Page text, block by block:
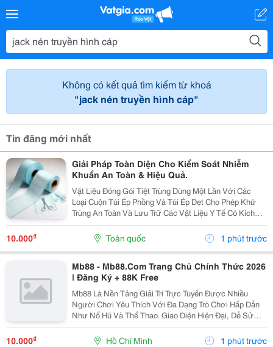
Không có kết quả tìm kiếm từ khoá
"jack nén truyền hình cáp"
Tin đăng mới nhất
Giải Pháp Toàn Diện Cho Kiểm Soát Nhiễm
Khuẩn An Toàn & Hiệu Quả.
Vật Liệu Đóng Gói Tiệt Trùng Dùng Một Lần Với Các
Loại Cuộn Túi Ép Phồng Và Túi Ép Dẹt Cho Phép Khử
Trùng An Toàn Và Lưu Trữ Các Vật Liệu Y Tế Có Kích
Cỡ Và Ứng Dụng Khác Nhau. Các Cuộn Túi Ép Tiệt
Trùng Được Làm Bằng 2 Lớp: Giấy Và Màng Film, Hai...
10.000₫ Toàn quốc 1 phút trước
Mb88 - Mb88.Com Trang Chủ Chính Thức 2026
| Đăng Ký + 88K Free
Mb88 Là Nền Tảng Giải Trí Trực Tuyến Được Nhiều
Người Chơi Yêu Thích Với Đa Dạng Trò Chơi Hấp Dẫn
Như Nổ Hũ Và Thể Thao. Giao Diện Hiện Đại, Dễ Sử
Dụng Giúp Người Dùng Thao Tác Thuận Tiện Trên Mọi
Thiết Bị. Hệ Thống Bảo Mật Tiên Tiến Đảm Bảo An
10.000₫ Hồ Chí Minh 1 phút trước